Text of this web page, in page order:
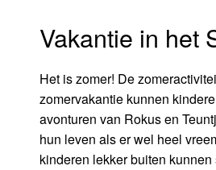
Vakantie in het
Het is zomer! De
zomervakantie kunnen
avonturen van Rokus en
hun leven als er wel heel
kinderen lekker buiten